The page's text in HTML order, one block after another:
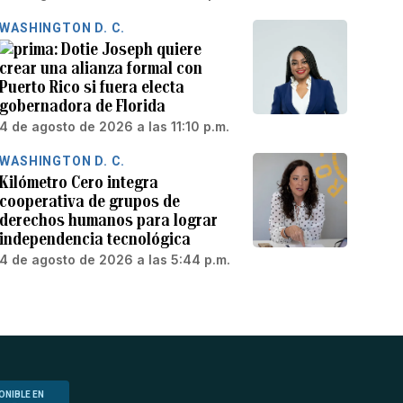
WASHINGTON D. C.
Dotie Joseph quiere
crear una alianza formal con
Puerto Rico si fuera electa
gobernadora de Florida
4 de agosto de 2026 a las 11:10 p.m.
WASHINGTON D. C.
Kilómetro Cero integra
cooperativa de grupos de
derechos humanos para lograr
independencia tecnológica
4 de agosto de 2026 a las 5:44 p.m.
EN